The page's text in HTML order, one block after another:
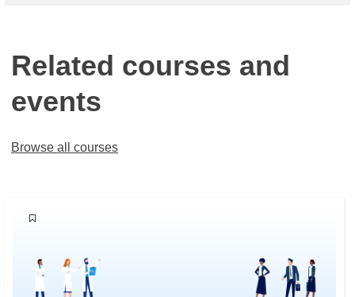
Related courses and
events
Browse all courses